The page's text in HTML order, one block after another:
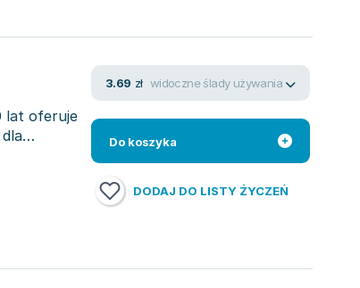
lat oferuje
3.69 zł widoczne ślady używania
Do koszyka
DODAJ DO LISTY ŻYCZEŃ